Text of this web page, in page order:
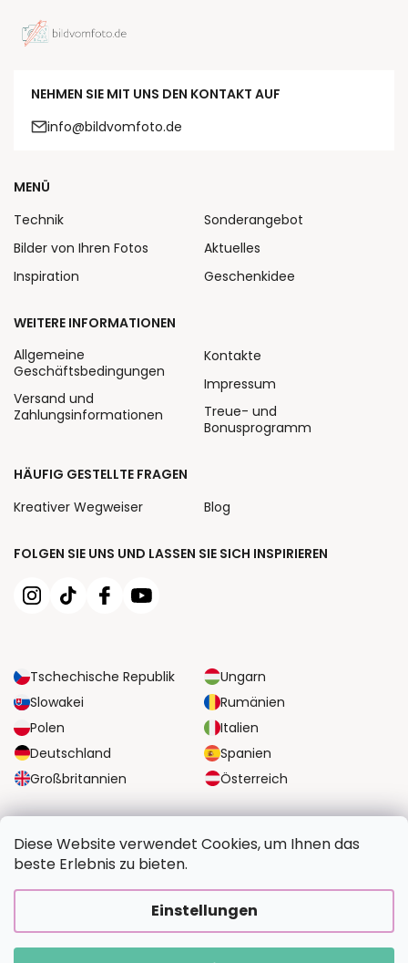
Diese Website verwendet Cookies, um Ihnen das
beste Erlebnis zu bieten.
Einstellungen
NEHMEN SIE MIT UNS DEN KONTAKT AUF
info@bildvomfoto.de
FOLGEN SIE UNS UND LASSEN SIE SICH INSPIRIEREN
Tschechische Republik
Ungarn
Slowakei
Rumänien
Polen
Italien
Deutschland
Spanien
Großbritannien
Österreich
MENÜ
Technik
Bilder von Ihren Fotos
Inspiration
Sonderangebot
Aktuelles
Geschenkidee
WEITERE INFORMATIONEN
Allgemeine
Geschäftsbedingungen
Versand und
Zahlungsinformationen
Kontakte
Impressum
Treue- und
Bonusprogramm
HÄUFIG GESTELLTE FRAGEN
Kreativer Wegweiser
Blog
SICHERE ZAHLUNGSOPTIONEN